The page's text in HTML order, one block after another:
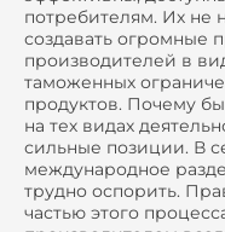
потребителям. Их не
создавать огромные
производителей в
таможенных
продуктов. Почему
на тех видах
сильные позиции. В
международное
трудно оспорить.
частью этого